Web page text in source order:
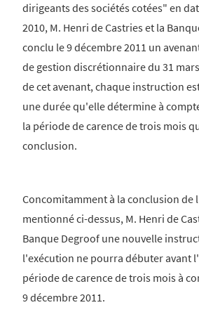
dirigeants des sociétés cotées" en
2010, M. Henri de Castries et la
conclu le 9 décembre 2011 un
de gestion discrétionnaire du 31
de cet avenant, chaque instruction
une durée qu'elle détermine à
la période de carence de trois mois
conclusion.
Concomitamment à la conclusion de
mentionné ci-dessus, M. Henri de
Banque Degroof une nouvelle
l'exécution ne pourra débuter avant
période de carence de trois mois à
9 décembre 2011.